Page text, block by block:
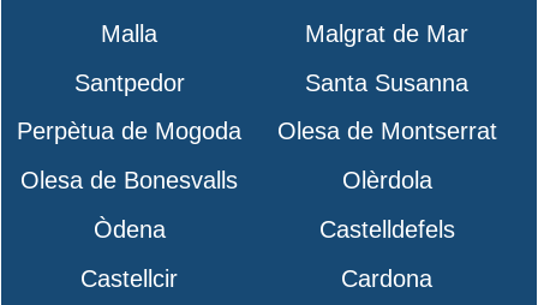
Malla
Malgrat de Mar
Santpedor
Santa Susanna
Perpètua de Mogoda
Olesa de Montserrat
Olesa de Bonesvalls
Olèrdola
Òdena
Castelldefels
Castellcir
Cardona